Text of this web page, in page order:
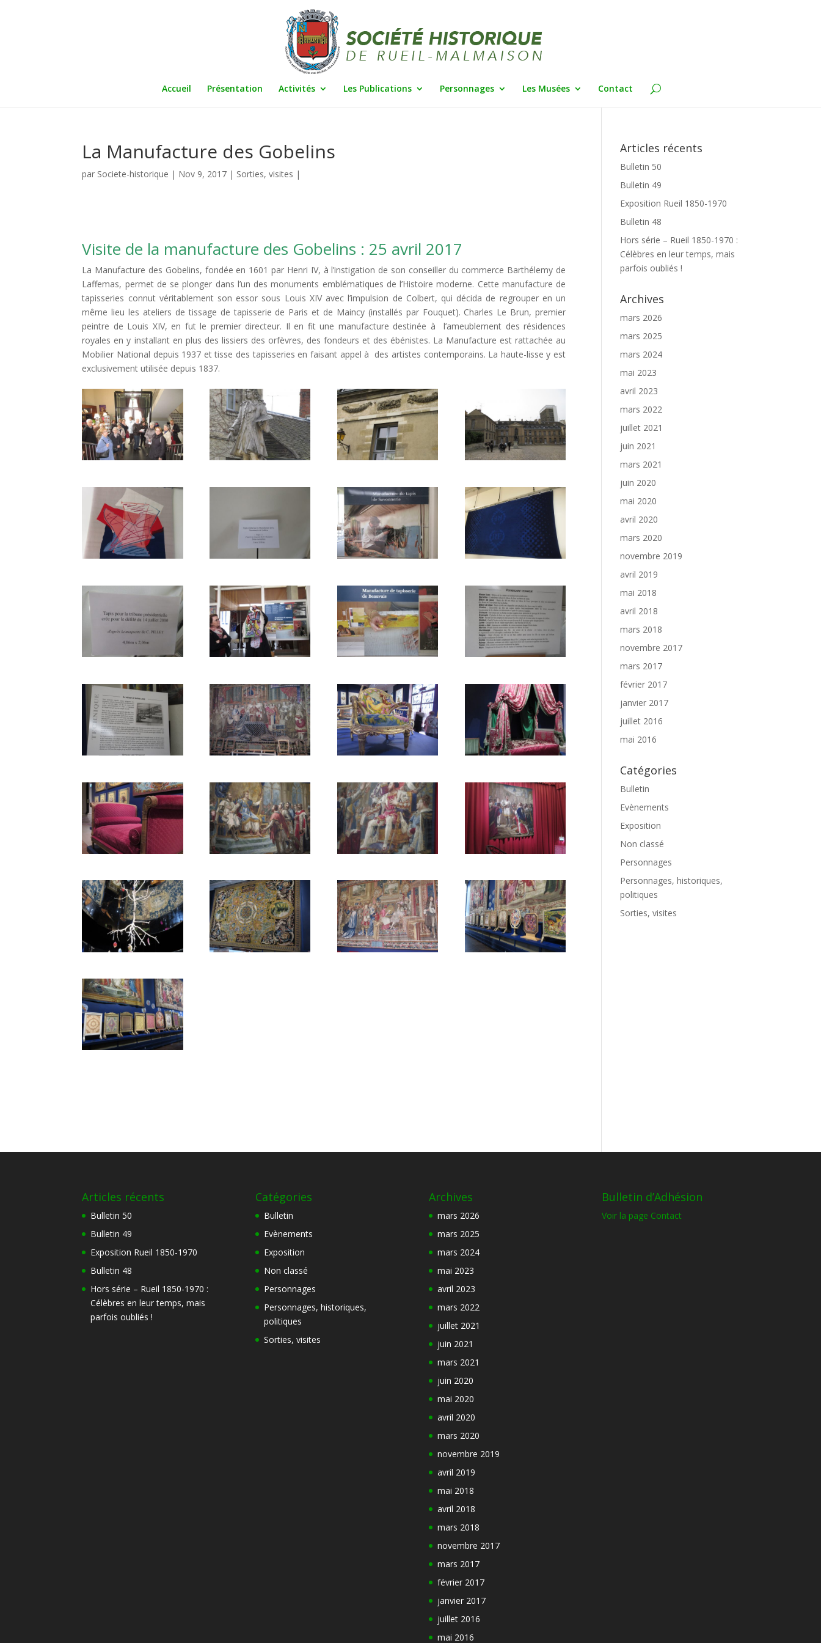
Accueil Présentation Activités Les Publications Personnages Les Musées Contact
La Manufacture des Gobelins
par Societe-historique | Nov 9, 2017 | Sorties, visites |
Visite de la manufacture des Gobelins : 25 avril 2017
La Manufacture des Gobelins, fondée en 1601 par Henri IV, à l’instigation de son conseiller du commerce Barthélemy de
Laffemas, permet de se plonger dans l’un des monuments emblématiques de l’Histoire moderne. Cette manufacture de
tapisseries connut véritablement son essor sous Louis XIV avec l’impulsion de Colbert, qui décida de regrouper en un
même lieu les ateliers de tissage de tapisserie de Paris et de Maincy (installés par Fouquet). Charles Le Brun, premier
peintre de Louis XIV, en fut le premier directeur. Il en fit une manufacture destinée à l’ameublement des résidences
royales en y installant en plus des lissiers des orfèvres, des fondeurs et des ébénistes. La Manufacture est rattachée au
Mobilier National depuis 1937 et tisse des tapisseries en faisant appel à des artistes contemporains. La haute-lisse y est
exclusivement utilisée depuis 1837.
Articles récents
Bulletin 50
Bulletin 49
Exposition Rueil 1850-1970
Bulletin 48
Hors série – Rueil 1850-1970 :
Célèbres en leur temps, mais
parfois oubliés !
Archives
mars 2026
mars 2025
mars 2024
mai 2023
avril 2023
mars 2022
juillet 2021
juin 2021
mars 2021
juin 2020
mai 2020
avril 2020
mars 2020
novembre 2019
avril 2019
mai 2018
avril 2018
mars 2018
novembre 2017
mars 2017
février 2017
janvier 2017
juillet 2016
mai 2016
Catégories
Bulletin
Evènements
Exposition
Non classé
Personnages
Personnages, historiques,
politiques
Sorties, visites
Articles récents
Bulletin 50
Bulletin 49
Exposition Rueil 1850-1970
Bulletin 48
Hors série – Rueil 1850-1970 :
Célèbres en leur temps, mais
parfois oubliés !
Catégories
Bulletin
Evènements
Exposition
Non classé
Personnages
Personnages, historiques,
politiques
Sorties, visites
Archives
mars 2026
mars 2025
mars 2024
mai 2023
avril 2023
mars 2022
juillet 2021
juin 2021
mars 2021
juin 2020
mai 2020
avril 2020
mars 2020
novembre 2019
avril 2019
mai 2018
avril 2018
mars 2018
novembre 2017
mars 2017
février 2017
janvier 2017
juillet 2016
mai 2016
Bulletin d’Adhésion
Voir la page Contact